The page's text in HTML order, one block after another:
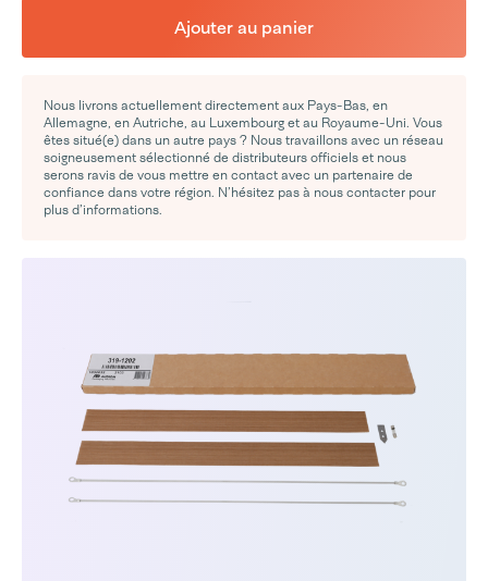
Ajouter au panier
Nous livrons actuellement directement aux Pays-Bas, en
Allemagne, en Autriche, au Luxembourg et au Royaume-Uni. Vous
êtes situé(e) dans un autre pays ? Nous travaillons avec un réseau
soigneusement sélectionné de distributeurs officiels et nous
serons ravis de vous mettre en contact avec un partenaire de
confiance dans votre région. N’hésitez pas à nous contacter pour
plus d’informations.